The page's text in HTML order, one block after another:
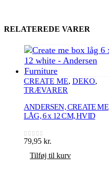
RELATEREDE VARER
CREATE ME, DEKO,
TRÆVARER
ANDERSEN, CREATE ME
LÅG, 6 x 12 CM, HVID
0ud af 5
79,95 kr.
Tilføj til kurv